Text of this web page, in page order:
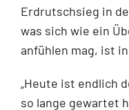
Erdrutschsieg in
was sich wie ein
anfühlen mag, ist
„Heute ist endlich
so lange gewartet